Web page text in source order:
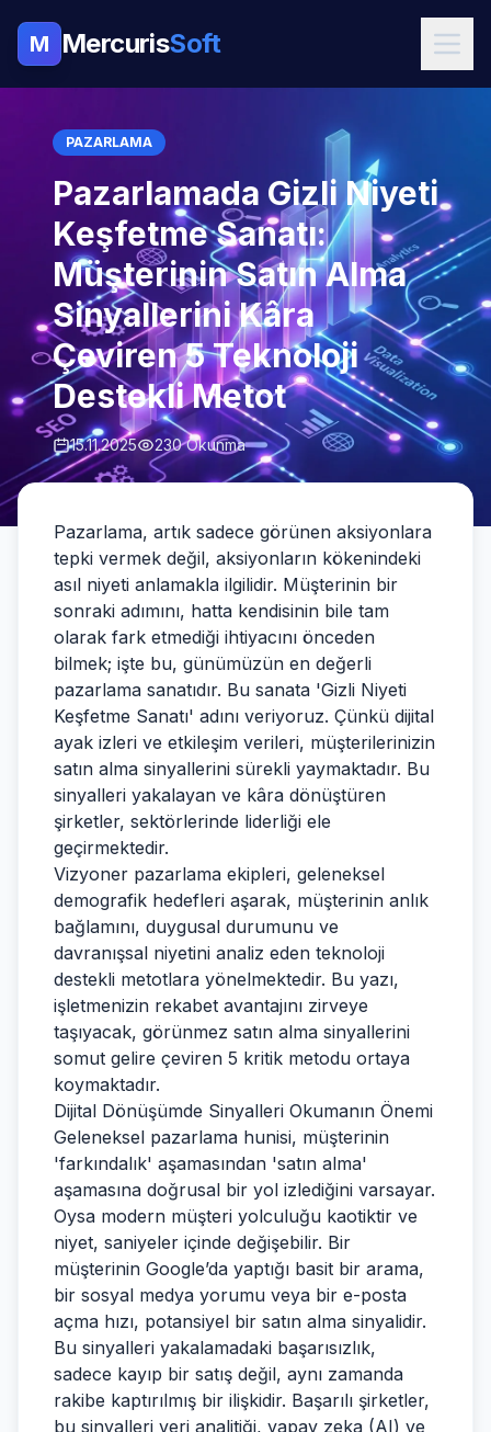
M MercurisSoft
PAZARLAMA
Pazarlamada Gizli Niyeti
Keşfetme Sanatı:
Müşterinin Satın Alma
Sinyallerini Kâra
Çeviren 5 Teknoloji
Destekli Metot
15.11.2025 230 Okunma
Pazarlama, artık sadece görünen aksiyonlara
tepki vermek değil, aksiyonların kökenindeki
asıl niyeti anlamakla ilgilidir. Müşterinin bir
sonraki adımını, hatta kendisinin bile tam
olarak fark etmediği ihtiyacını önceden
bilmek; işte bu, günümüzün en değerli
pazarlama sanatıdır. Bu sanata 'Gizli Niyeti
Keşfetme Sanatı' adını veriyoruz. Çünkü dijital
ayak izleri ve etkileşim verileri, müşterilerinizin
satın alma sinyallerini sürekli yaymaktadır. Bu
sinyalleri yakalayan ve kâra dönüştüren
şirketler, sektörlerinde liderliği ele
geçirmektedir.
Vizyoner pazarlama ekipleri, geleneksel
demografik hedefleri aşarak, müşterinin anlık
bağlamını, duygusal durumunu ve
davranışsal niyetini analiz eden teknoloji
destekli metotlara yönelmektedir. Bu yazı,
işletmenizin rekabet avantajını zirveye
taşıyacak, görünmez satın alma sinyallerini
somut gelire çeviren 5 kritik metodu ortaya
koymaktadır.
Dijital Dönüşümde Sinyalleri Okumanın Önemi
Geleneksel pazarlama hunisi, müşterinin
'farkındalık' aşamasından 'satın alma'
aşamasına doğrusal bir yol izlediğini varsayar.
Oysa modern müşteri yolculuğu kaotiktir ve
niyet, saniyeler içinde değişebilir. Bir
müşterinin Google’da yaptığı basit bir arama,
bir sosyal medya yorumu veya bir e-posta
açma hızı, potansiyel bir satın alma sinyalidir.
Bu sinyalleri yakalamadaki başarısızlık,
sadece kayıp bir satış değil, aynı zamanda
rakibe kaptırılmış bir ilişkidir. Başarılı şirketler,
bu sinyalleri veri analitiği, yapay zeka (AI) ve